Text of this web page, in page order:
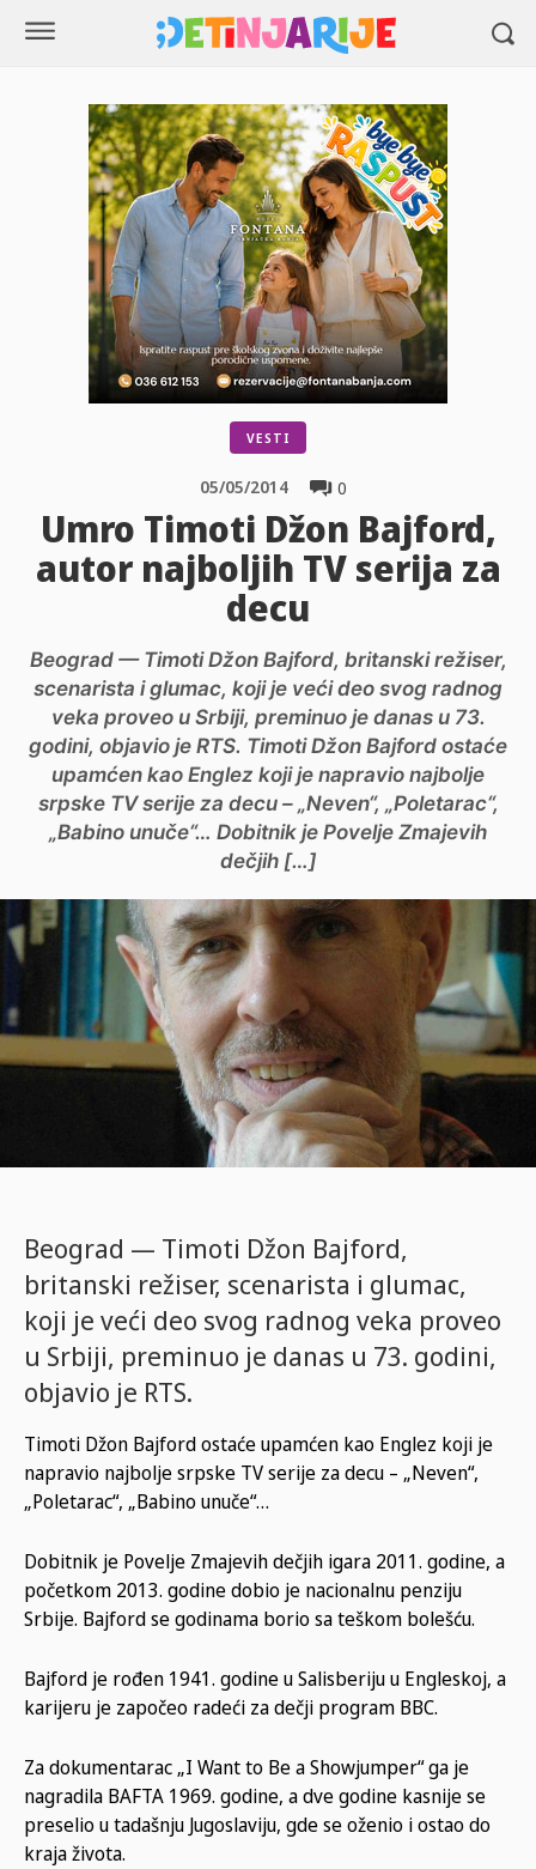
VESTI
0
05/05/2014
Umro Timoti Džon Bajford,
autor najboljih TV serija za
decu
Beograd — Timoti Džon Bajford, britanski režiser,
scenarista i glumac, koji je veći deo svog radnog
veka proveo u Srbiji, preminuo je danas u 73.
godini, objavio je RTS. Timoti Džon Bajford ostaće
upamćen kao Englez koji je napravio najbolje
srpske TV serije za decu – „Neven“, „Poletarac“,
„Babino unuče“… Dobitnik je Povelje Zmajevih
dečjih […]
Beograd — Timoti Džon Bajford,
britanski režiser, scenarista i glumac,
koji je veći deo svog radnog veka proveo
u Srbiji, preminuo je danas u 73. godini,
objavio je RTS.
Timoti Džon Bajford ostaće upamćen kao Englez koji je
napravio najbolje srpske TV serije za decu – „Neven“,
„Poletarac“, „Babino unuče“…
Dobitnik je Povelje Zmajevih dečjih igara 2011. godine, a
početkom 2013. godine dobio je nacionalnu penziju
Srbije. Bajford se godinama borio sa teškom bolešću.
Bajford je rođen 1941. godine u Salisberiju u Engleskoj, a
karijeru je započeo radeći za dečji program BBC.
Za dokumentarac „I Want to Be a Showjumper“ ga je
nagradila BAFTA 1969. godine, a dve godine kasnije se
preselio u tadašnju Jugoslaviju, gde se oženio i ostao do
kraja života.